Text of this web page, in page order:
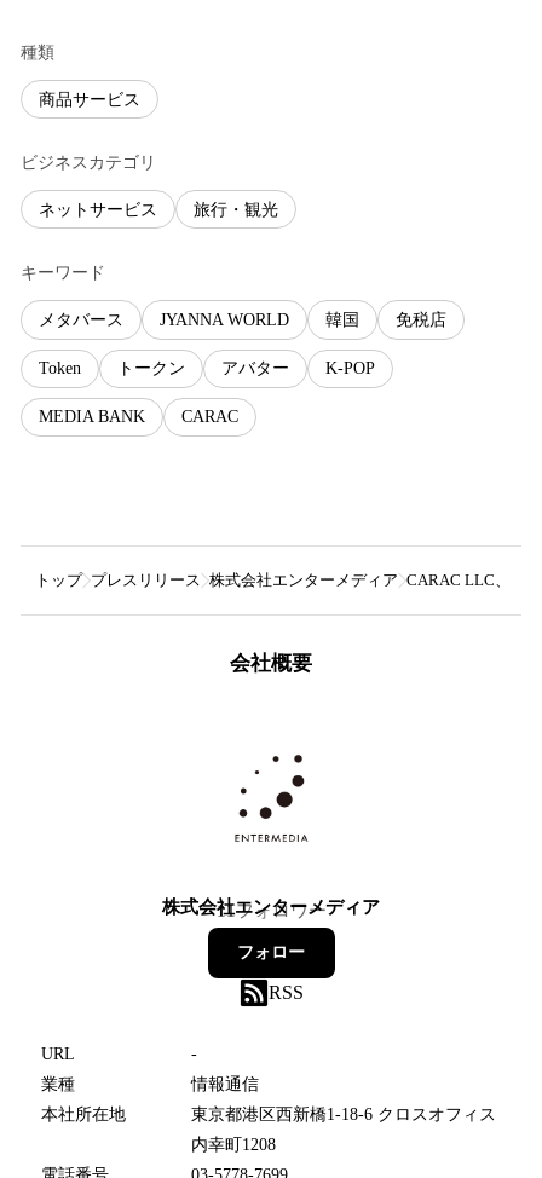
種類
商品サービス
ビジネスカテゴリ
ネットサービス 旅行・観光
キーワード
メタバース JYANNA WORLD 韓国 免税店
Token トークン アバター K-POP
MEDIA BANK CARAC
トップ プレスリリース 株式会社エンターメディア CARAC LLC、
会社概要
株式会社エンターメディア
11フォロワー
フォロー
RSS
URL
-
業種
情報通信
本社所在地
東京都港区西新橋1-18-6 クロスオフィス
内幸町1208